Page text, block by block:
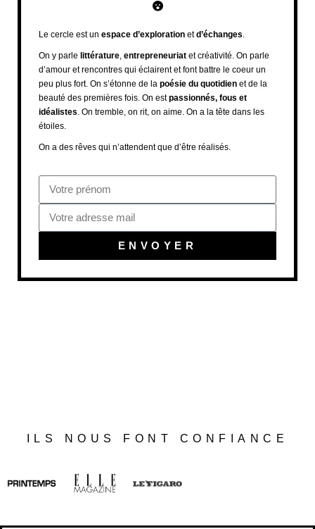
Le cercle est un espace d’exploration etd’échanges.
On y parle littérature, entrepreneuriat et créativité. On parle
d’amour et rencontres qui éclairent et font battre le coeur un
peu plus fort. On s’étonne de la poésie du quotidien et de la
beauté des premières fois. On estpassionnés, fous et
idéalistes. On tremble, on rit, on aime. On a la tête dans les
étoiles.
On a des rêves qui n’attendent que d’être réalisés.
ENVOYER
ILS NOUS FONT CONFIANCE